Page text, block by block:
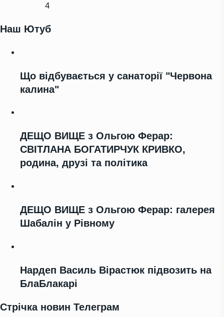
4
Наш Ютуб
Що відбувається у санаторії "Червона
калина"
ДЕЩО ВИЩЕ з Ольгою Ферар:
СВІТЛАНА БОГАТИРЧУК КРИВКО,
родина, друзі та політика
ДЕЩО ВИЩЕ з Ольгою Ферар: галерея
Шабалін у Рівному
Нардеп Василь Вірастюк підвозить на
БлаБлакарі
Стрічка новин Телеграм